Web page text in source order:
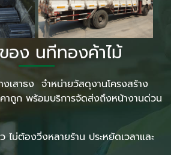
อง นทีทองค้าไม้
เสาธง จำหน่ายวัสดุงานโครงสร้าง
ถูก พร้อมบริการจัดส่งถึงหน้างานด่วน
ไม่ต้องวิ่งหลายร้าน ประหยัดเวลาและ